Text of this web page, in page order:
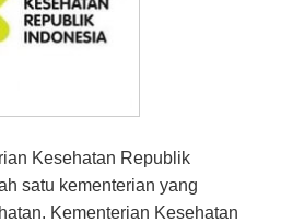
Kesehatan Republik
satu kementerian yang
Kementerian Kesehatan